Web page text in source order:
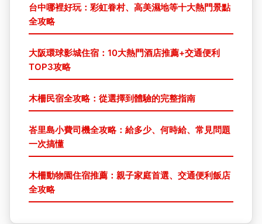
台中哪裡好玩：彩虹眷村、高美濕地等十大熱門景點
全攻略
大阪環球影城住宿：10大熱門酒店推薦+交通便利
TOP3攻略
木柵民宿全攻略：從選擇到體驗的完整指南
峇里島小費司機全攻略：給多少、何時給、常見問題
一次搞懂
木柵動物園住宿推薦：親子家庭首選、交通便利飯店
全攻略